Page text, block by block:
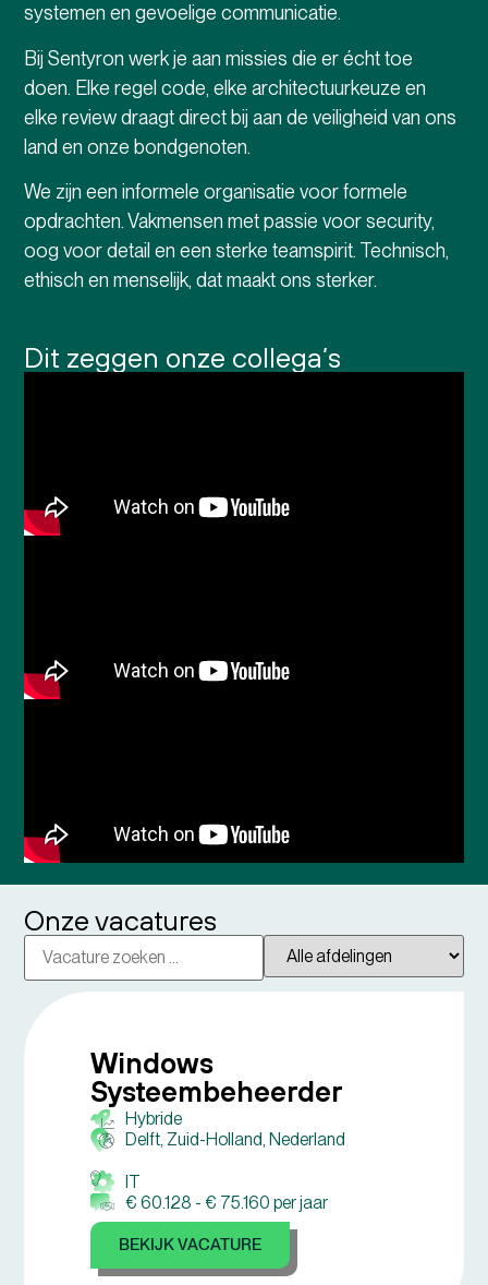
systemen en gevoelige communicatie.
Bij Sentyron werk je aan missies die er écht toe
doen. Elke regel code, elke architectuurkeuze en
elke review draagt direct bij aan de veiligheid van ons
land en onze bondgenoten.
We zijn een informele organisatie voor formele
opdrachten. Vakmensen met passie voor security,
oog voor detail en een sterke teamspirit. Technisch,
ethisch en menselijk, dat maakt ons sterker.
Dit zeggen onze collega’s
Onze vacatures
Windows
Systeembeheerder
Hybride
Delft, Zuid-Holland, Nederland
IT
€ 60.128 - € 75.160 per jaar
BEKIJK VACATURE